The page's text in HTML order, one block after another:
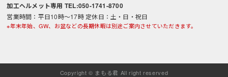
加工ヘルメット専用 TEL:050-1741-8700
営業時間：平日10時～17時 定休日：土・日・祝日
※年末年始、GW、お盆などの長期休暇は別途ご案内させていただきます。
Copyright © まもる君 All right reserved